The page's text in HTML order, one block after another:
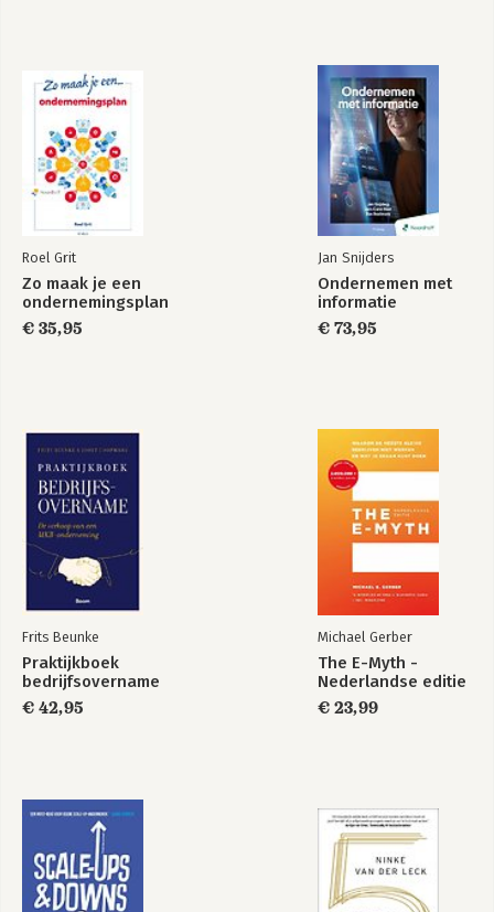
Hoe nu verder?
Over de auteur
Nawoord
Literatuurlijst
Roel Grit
Zo maak je een
ondernemingsplan
€ 35,95
Jan Snijders
Ondernemen met
informatie
€ 73,95
Frits Beunke
Praktijkboek
bedrijfsovername
€ 42,95
Michael Gerber
The E-Myth -
Nederlandse editie
€ 23,99